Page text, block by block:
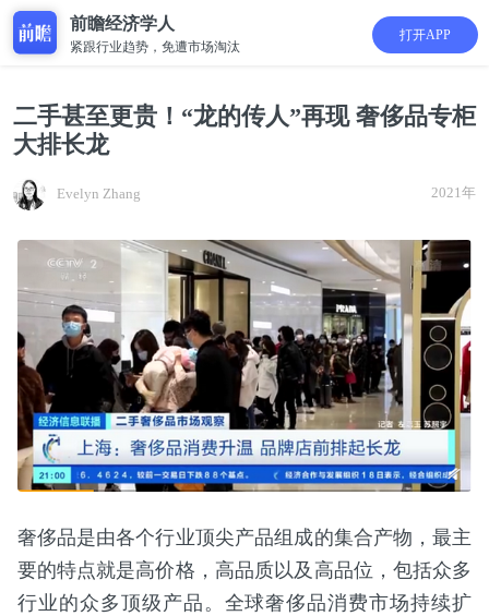
前瞻经济学人
紧跟行业趋势，免遭市场淘汰
打开APP
二手甚至更贵！“龙的传人”再现 奢侈品专柜
大排长龙
Evelyn Zhang 2021年
奢侈品是由各个行业顶尖产品组成的集合产物，最主
要的特点就是高价格，高品质以及高品位，包括众多
行业的众多顶级产品。全球奢侈品消费市场持续扩